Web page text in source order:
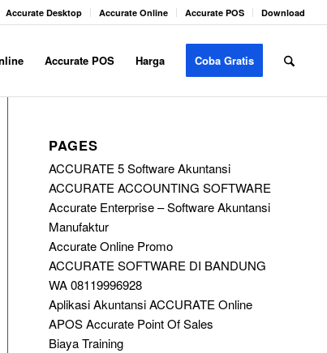
Accurate Desktop Accurate Online Accurate POS Download
Accurate POS Harga Coba Gratis
PAGES
ACCURATE 5 Software Akuntansi
ACCURATE ACCOUNTING SOFTWARE
Accurate Enterprise – Software Akuntansi
Manufaktur
Accurate Online Promo
ACCURATE SOFTWARE DI BANDUNG
WA 08119996928
Aplikasi Akuntansi ACCURATE Online
APOS Accurate Point Of Sales
Biaya Training